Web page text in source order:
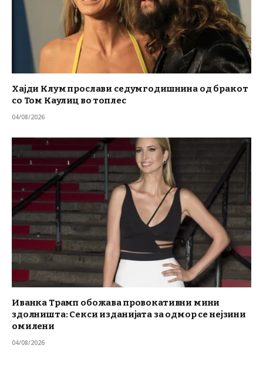
Хајди Клум прослави седумгодишнина од бракот
со Том Каулиц во топлес
04/08/2026
Иванка Трамп обожава провокативни мини
здолништа: Секси изданијата за одмор се нејзини
омилени
04/08/2026